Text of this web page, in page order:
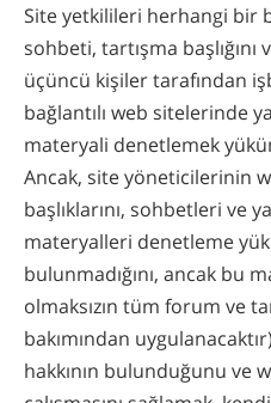
Site yetkilileri herhangi bir
sohbeti, tartışma başlığını
üçüncü kişiler tarafından
bağlantılı web sitelerinde
materyali denetlemek
Ancak, site yöneticilerinin
başlıklarını, sohbetleri ve
materyalleri denetleme
bulunmadığını, ancak bu
olmaksızın tüm forum ve
bakımından
hakkının bulunduğunu ve